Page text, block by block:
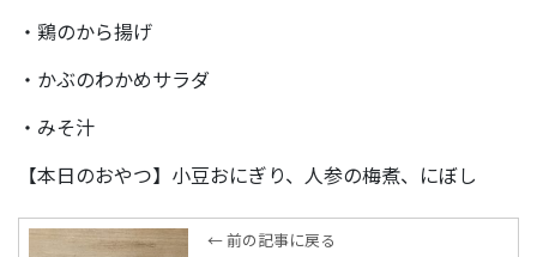
・鶏のから揚げ
・かぶのわかめサラダ
・みそ汁
【本日のおやつ】小豆おにぎり、人参の梅煮、にぼし
← 前の記事に戻る